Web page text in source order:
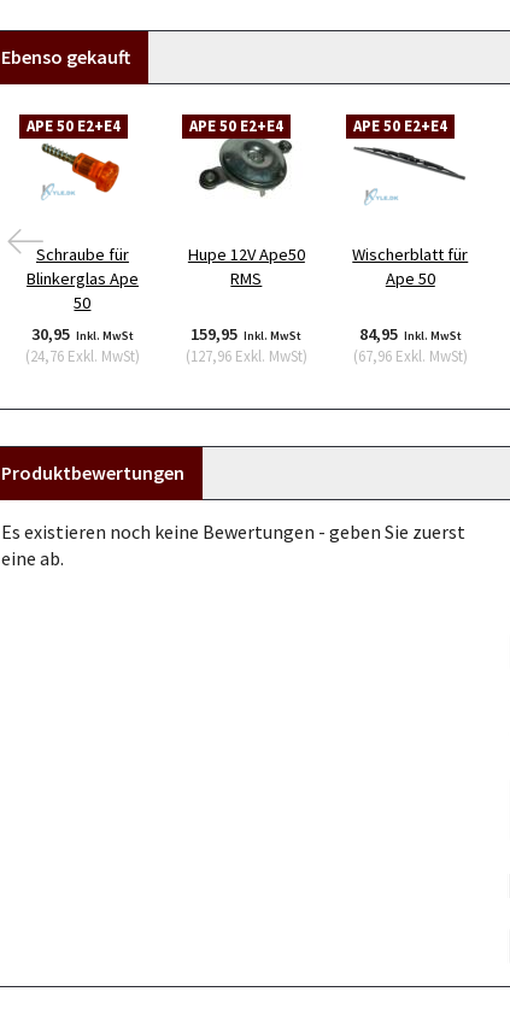
Ebenso gekauft
APE 50 E2+E4
Schraube für
Blinkerglas Ape
50
30,95 Inkl. MwSt
(24,76Exkl. MwSt)
APE 50 E2+E4
Hupe 12V Ape50
RMS
159,95 Inkl. MwSt
(127,96Exkl. MwSt)
APE 50 E2+E4
Wischerblatt für
Ape 50
84,95 Inkl. MwSt
(67,96Exkl. MwSt)
Produktbewertungen
Es existieren noch keine Bewertungen - geben Sie zuerst
eine ab.